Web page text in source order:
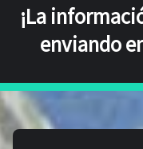
¡La
enviando